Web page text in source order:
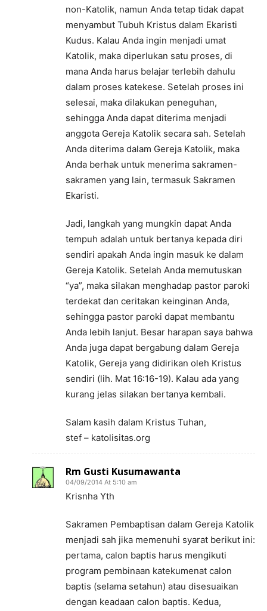
non-Katolik, namun Anda tetap tidak dapat
menyambut Tubuh Kristus dalam Ekaristi
Kudus. Kalau Anda ingin menjadi umat
Katolik, maka diperlukan satu proses, di
mana Anda harus belajar terlebih dahulu
dalam proses katekese. Setelah proses ini
selesai, maka dilakukan peneguhan,
sehingga Anda dapat diterima menjadi
anggota Gereja Katolik secara sah. Setelah
Anda diterima dalam Gereja Katolik, maka
Anda berhak untuk menerima sakramen-
sakramen yang lain, termasuk Sakramen
Ekaristi.
Jadi, langkah yang mungkin dapat Anda
tempuh adalah untuk bertanya kepada diri
sendiri apakah Anda ingin masuk ke dalam
Gereja Katolik. Setelah Anda memutuskan
“ya”, maka silakan menghadap pastor paroki
terdekat dan ceritakan keinginan Anda,
sehingga pastor paroki dapat membantu
Anda lebih lanjut. Besar harapan saya bahwa
Anda juga dapat bergabung dalam Gereja
Katolik, Gereja yang didirikan oleh Kristus
sendiri (lih. Mat 16:16-19). Kalau ada yang
kurang jelas silakan bertanya kembali.
Salam kasih dalam Kristus Tuhan,
stef – katolisitas.org
Rm Gusti Kusumawanta
04/09/2014 At 5:10 am
Krisnha Yth
Sakramen Pembaptisan dalam Gereja Katolik
menjadi sah jika memenuhi syarat berikut ini:
pertama, calon baptis harus mengikuti
program pembinaan katekumenat calon
baptis (selama setahun) atau disesuaikan
dengan keadaan calon baptis. Kedua,